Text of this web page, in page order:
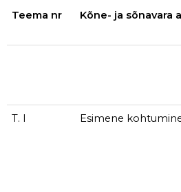
Teema nr Kõne- ja sõnavara
T. l Esimene